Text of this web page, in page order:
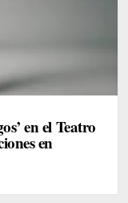
en el Teatro
en